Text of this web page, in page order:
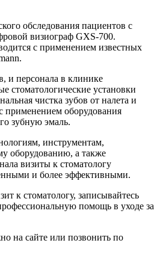
обследования пациентов с
визиограф GXS-700.
с применением известных
и персонала в клинике
стоматологические установки
чистка зубов от налета и
применением оборудования
зубную эмаль.
инструментам,
оборудованию, а также
визиты к стоматологу
и более эффективными.
к стоматологу, записывайтесь
помощь в уходе за
на сайте или позвонить по